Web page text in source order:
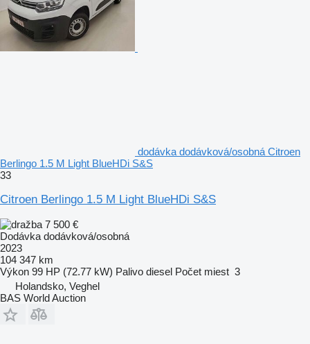
dodávka dodávková/osobná Citroen
Berlingo 1.5 M Light BlueHDi S&S
33
Citroen Berlingo 1.5 M Light BlueHDi S&S
7 500 €
Dodávka dodávková/osobná
2023
104 347 km
Výkon 99 HP (72.77 kW) Palivo diesel Počet miest 3
Holandsko, Veghel
BAS World Auction